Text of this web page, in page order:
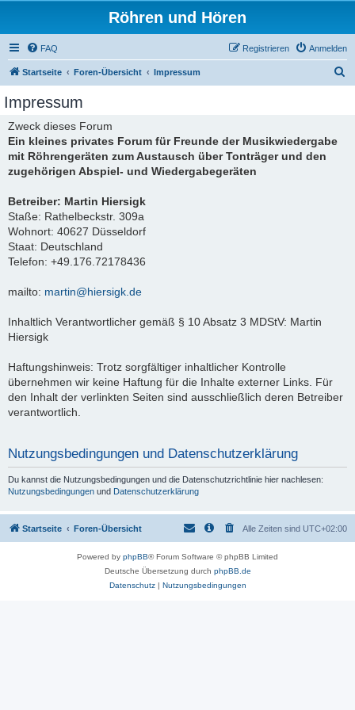
Röhren und Hören
FAQ Anmelden
Registrieren
Startseite Foren-Übersicht Impressum
Impressum
Zweck dieses Forum
Ein kleines privates Forum für Freunde der Musikwiedergabe
mit Röhrengeräten zum Austausch über Tonträger und den
zugehörigen Abspiel- und Wiedergabegeräten
Betreiber: Martin Hiersigk
Staße: Rathelbeckstr. 309a
Wohnort: 40627 Düsseldorf
Staat: Deutschland
Telefon: +49.176.72178436
mailto: martin@hiersigk.de
Inhaltlich Verantwortlicher gemäß § 10 Absatz 3 MDStV: Martin
Hiersigk
Haftungshinweis: Trotz sorgfältiger inhaltlicher Kontrolle
übernehmen wir keine Haftung für die Inhalte externer Links. Für
den Inhalt der verlinkten Seiten sind ausschließlich deren Betreiber
verantwortlich.
Nutzungsbedingungen und Datenschutzerklärung
Du kannst die Nutzungsbedingungen und die Datenschutzrichtlinie hier nachlesen:
Nutzungsbedingungen und Datenschutzerklärung
Startseite Foren-Übersicht Alle Zeiten sind UTC+02:00
Powered by phpBB® Forum Software © phpBB Limited
Deutsche Übersetzung durch phpBB.de
Datenschutz| Nutzungsbedingungen